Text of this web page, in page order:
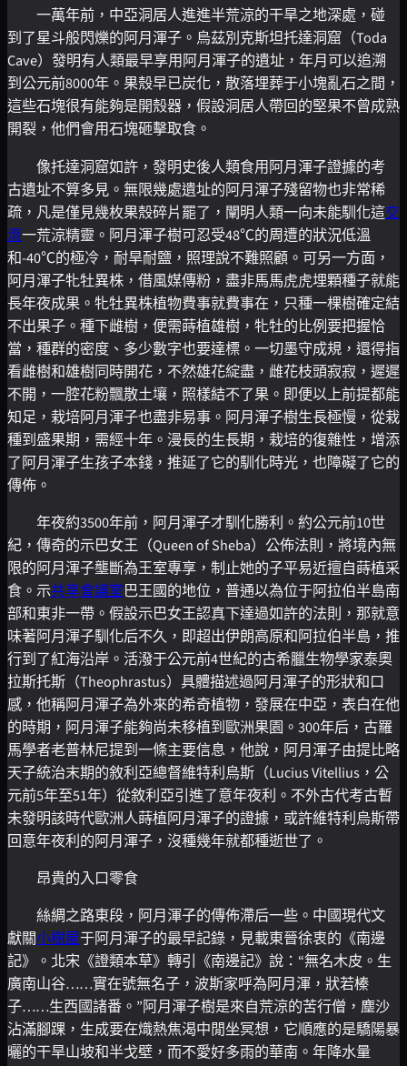
一萬年前，中亞洞居人進進半荒涼的干旱之地深處，碰
到了星斗般閃爍的阿月渾子。烏茲別克斯坦托達洞窟（Toda
Cave）發明有人類最早享用阿月渾子的遺址，年月可以追溯
到公元前8000年。果殼早已炭化，散落埋葬于小塊亂石之間，
這些石塊很有能夠是開殼器，假設洞居人帶回的堅果不曾成熟
開裂，他們會用石塊砸擊取食。
像托達洞窟如許，發明史後人類食用阿月渾子證據的考
古遺址不算多見。無限幾處遺址的阿月渾子殘留物也非常稀
疏，凡是僅見幾枚果殼碎片罷了，闡明人類一向未能馴化這交
流一荒涼精靈。阿月渾子樹可忍受48℃的周遭的狀況低溫
和-40℃的極冷，耐旱耐鹽，照理說不難照顧。可另一方面，
阿月渾子牝牡異株，借風媒傳粉，盡非馬馬虎虎埋顆種子就能
長年夜成果。牝牡異株植物費事就費事在，只種一棵樹確定結
不出果子。種下雌樹，便需蒔植雄樹，牝牡的比例要把握恰
當，種群的密度、多少數字也要達標。一切墨守成規，還得指
看雌樹和雄樹同時開花，不然雄花綻盡，雌花枝頭寂寂，遲遲
不開，一腔花粉飄散土壤，照樣結不了果。即便以上前提都能
知足，栽培阿月渾子也盡非易事。阿月渾子樹生長極慢，從栽
種到盛果期，需經十年。漫長的生長期，栽培的復雜性，增添
了阿月渾子生孩子本錢，推延了它的馴化時光，也障礙了它的
傳佈。
年夜約3500年前，阿月渾子才馴化勝利。約公元前10世
紀，傳奇的示巴女王（Queen of Sheba）公佈法則，將境內無
限的阿月渾子壟斷為王室專享，制止她的子平易近擅自蒔植采
食。示共享會議室巴王國的地位，普通以為位于阿拉伯半島南
部和東非一帶。假設示巴女王認真下達過如許的法則，那就意
味著阿月渾子馴化后不久，即超出伊朗高原和阿拉伯半島，推
行到了紅海沿岸。活潑于公元前4世紀的古希臘生物學家泰奧
拉斯托斯（Theophrastus）具體描述過阿月渾子的形狀和口
感，他稱阿月渾子為外來的希奇植物，發展在中亞，表白在他
的時期，阿月渾子能夠尚未移植到歐洲果園。300年后，古羅
馬學者老普林尼提到一條主要信息，他說，阿月渾子由提比略
天子統治末期的敘利亞總督維特利烏斯（Lucius Vitellius，公
元前5年至51年）從敘利亞引進了意年夜利。不外古代考古暫
未發明該時代歐洲人蒔植阿月渾子的證據，或許維特利烏斯帶
回意年夜利的阿月渾子，沒種幾年就都種逝世了。
昂貴的入口零食
絲綢之路東段，阿月渾子的傳佈滯后一些。中國現代文
獻關小樹屋于阿月渾子的最早記錄，見載東晉徐衷的《南邊
記》。北宋《證類本草》轉引《南邊記》說：“無名木皮。生
廣南山谷……實在號無名子，波斯家呼為阿月渾，狀若榛
子……生西國諸番。”阿月渾子樹是來自荒涼的苦行僧，塵沙
沾滿腳踝，生成要在熾熱焦渴中閒坐冥想，它順應的是驕陽暴
曬的干旱山坡和半戈壁，而不愛好多雨的華南。年降水量